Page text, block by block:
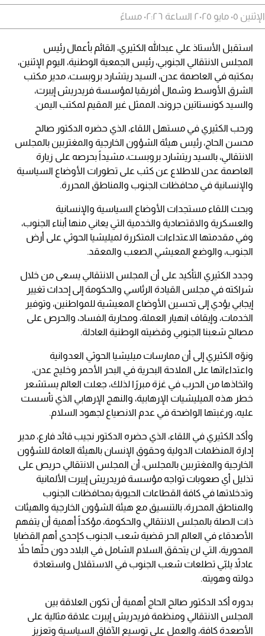
الإثنين ٠٥ مايو ٢٠٢٥ الساعة ٠٢:٢٦ مساءً
استقبل الأستاذ علي عبدالله الكثيري، القائم بأعمال رئيس
المجلس الانتقالي الجنوبي، رئيس الجمعية الوطنية، اليوم الإثنين،
بمكتبه في العاصمة عدن، السيد ريتشارد بروبست، مدير مكتب
الشرق الأوسط وشمال أفريقيا لمؤسسة فريدريش إيبرت،
والسيد كونستاتين جروند، الممثل غير المقيم لمكتب اليمن.
ورحب الكثيري في مستهل اللقاء، الذي حضره الدكتور صالح
محسن الحاج، رئيس هيئة الشؤون الخارجية والمغتربين بالمجلس
الانتقالي، بالسيد ريتشارد بروبست، مشيداً بحرصه على زيارة
العاصمة عدن للاطلاع عن كثب على تطورات الأوضاع السياسية
والإنسانية في محافظات الجنوب والمناطق المحررة.
وبحث اللقاء مستجدات الأوضاع السياسية والإنسانية
والعسكرية والاقتصادية والخدمية التي يعاني منها أبناء الجنوب،
وفي مقدمتها الاعتداءات المتكررة لميليشيا الحوثي على أرض
الجنوب، والوضع المعيشي الصعب والمعقد.
وجدد الكثيري التأكيد على أن المجلس الانتقالي يسعى من خلال
شراكته في مجلس القيادة الرئاسي والحكومة إلى إحداث تغيير
إيجابي يؤدي إلى تحسين الأوضاع المعيشية للمواطنين، وتوفير
الخدمات، وإيقاف انهيار العملة، ومحاربة الفساد، والحرص على
مصالح شعبنا الجنوبي وقضيته الوطنية العادلة.
ونوّه الكثيري إلى أن ممارسات ميليشيا الحوثي العدوانية
واعتداءاتها على الملاحة البحرية في البحر الأحمر وخليج عدن،
واتخاذها من الحرب في غزة مبررًا لذلك، جعلت العالم يستشعر
خطر هذه الميليشيات الإرهابية، والنهج الإرهابي الذي تأسست
عليه، ورغبتها الواضحة في عدم الانصياع لجهود السلام.
وأكد الكثيري في اللقاء، الذي حضره الدكتور نجيب قائد فارع، مدير
إدارة المنظمات الدولية وحقوق الإنسان بالهيئة العامة للشؤون
الخارجية والمغتربين بالمجلس، أن المجلس الانتقالي حريص على
تذليل أي صعوبات تواجه مؤسسة فريدريش إيبرت الألمانية
وتدخلاتها في كافة القطاعات الحيوية بمحافظات الجنوب
والمناطق المحررة، بالتنسيق مع هيئة الشؤون الخارجية والهيئات
ذات الصلة بالمجلس الانتقالي والحكومة، مؤكداً أهمية أن يتفهم
الأصدقاء في العالم الحر قضية شعب الجنوب كإحدى أهم القضايا
المحورية، التي لن يتحقق السلام الشامل في البلاد دون حلّها حلاً
عادلاً يلبّي تطلعات شعب الجنوب في الاستقلال واستعادة
دولته وهويته.
بدوره أكد الدكتور صالح الحاج أهمية أن تكون العلاقة بين
المجلس الانتقالي ومنظمة فريدريش إيبرت علاقة مثالية على
الأصعدة كافة، والعمل على توسيع الآفاق السياسية وتعزيز